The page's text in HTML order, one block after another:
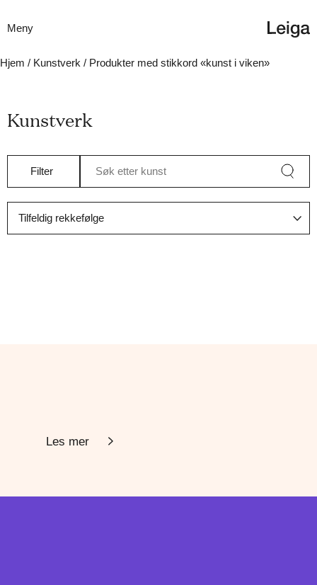
Meny
Hjem / Kunstverk / Produkter med stikkord «kunst i viken»
Kunstverk
Filter Søk etter kunst
Les mer